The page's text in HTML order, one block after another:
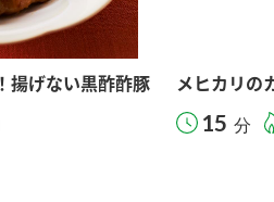
揚げない黒酢酢豚 メヒカリの
15 分